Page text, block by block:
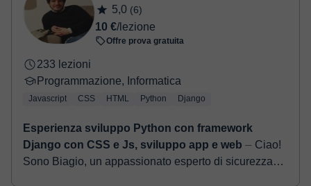
5,0 (6)
10 €/lezione
Offre prova gratuita
233 lezioni
Programmazione, Informatica
Javascript CSS HTML Python Django
Esperienza sviluppo Python con framework
Django con CSS e Js, sviluppo app e web ⏤ Ciao!
Sono Biagio, un appassionato esperto di sicurezza